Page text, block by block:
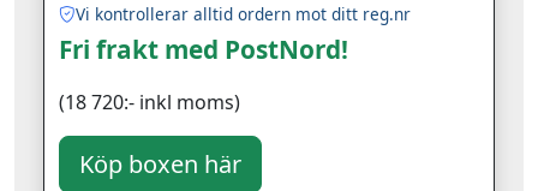
Vi kontrollerar alltid ordern mot ditt reg.nr
Fri frakt med PostNord!
(18 720:- inkl moms)